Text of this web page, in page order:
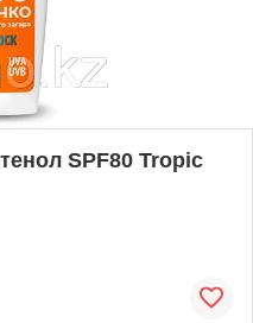
SPF80 Tropic